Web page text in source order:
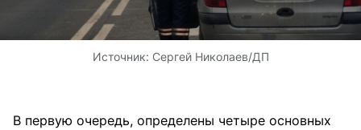
Источник: Сергей Николаев/ДП
В первую очередь, определены четыре основных